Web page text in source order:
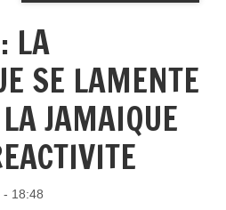
LA
SE LAMENTE
JAMAIQUE
- 18:48